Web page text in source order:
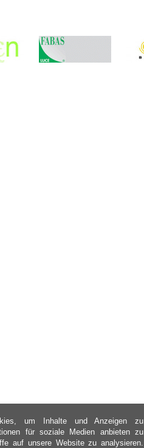
um Inhalte und Anzeigen zu
für soziale Medien anbieten zu
auf unsere Website zu analysieren.